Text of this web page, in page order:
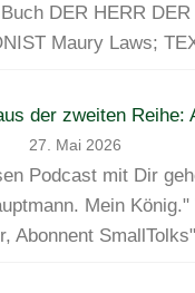
DER HERR DER
Maury Laws;
der zweiten Reihe:
27. Mai 2026
Podcast mit Dir
Mein
Abonnent SmallTolks"